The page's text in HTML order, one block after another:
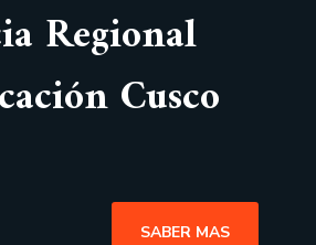
Regional
Cusco
SABER MAS